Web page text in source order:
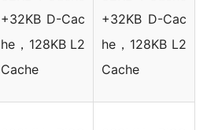
+32KB D-Cac
he，128KB L2
Cache
+32KB D-Cac
he，128KB L2
Cache